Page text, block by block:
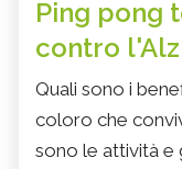
Ping pong
contro
Quali sono i
coloro che
sono le attività e